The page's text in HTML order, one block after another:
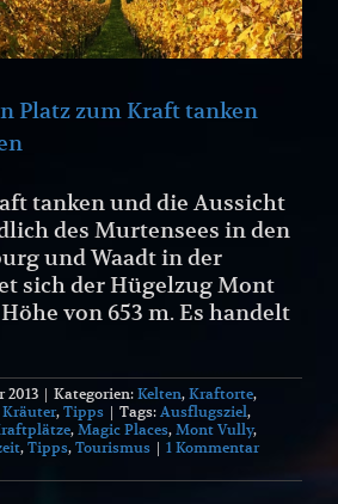
Platz zum Kraft tanken
tanken und die Aussicht
des Murtensees in den
und Waadt in der
sich der Hügelzug Mont
von 653 m. Es handelt
2013 | Kategorien: Kelten, Kraftorte,
, Tipps | Tags: Ausflugsziel,
, Magic Places, Mont Vully,
, Tipps, Tourismus | 1 Kommentar